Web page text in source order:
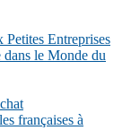
Petites Entreprises
le Monde du
françaises à